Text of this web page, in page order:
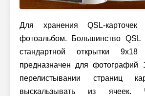
Для хранения QSL-
фотоальбом. Большинство
стандартной открытки
предназначен для
перелистывании страниц
выскальзывать из ячеек.